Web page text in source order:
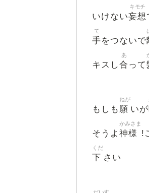
いけない妄想
キモチ
手
て
をつないで
キスし合
あ
って
もしも 願
ねが
いが
そうよ 神様
かみさま
!
下
くだ
さい